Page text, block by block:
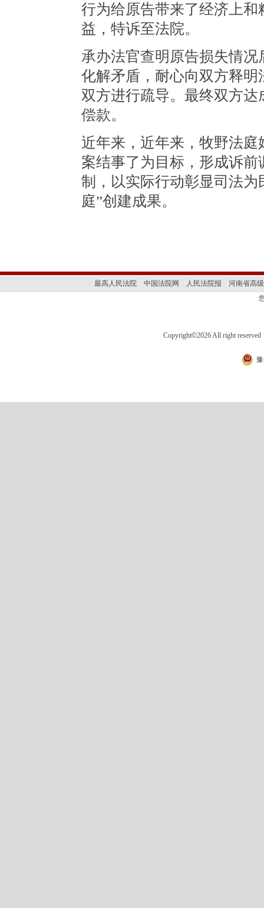
行为给原告带来了经济上
益，特诉至法院。
承办法官查明原告损失情
化解矛盾，耐心向双方释
双方进行疏导。最终双方
偿款。
近年来，近年来，牧野法
案结事了为目标，形成诉
制，以实际行动彰显司法
庭”创建成果。
最高人民法院 中国法院网 人民法院报
河南省高
Copyright©2026 All right